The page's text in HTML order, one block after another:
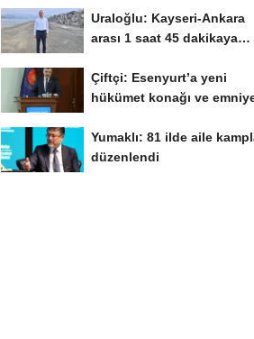
Uraloğlu: Kayseri-Ankara
arası 1 saat 45 dakikaya
Çiftçi: Esenyurt’a yeni
hükümet konağı ve
Yumaklı: 81 ilde aile
düzenlendi